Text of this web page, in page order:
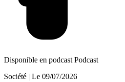
Disponible en podcast Podcast
Société | Le 09/07/2026